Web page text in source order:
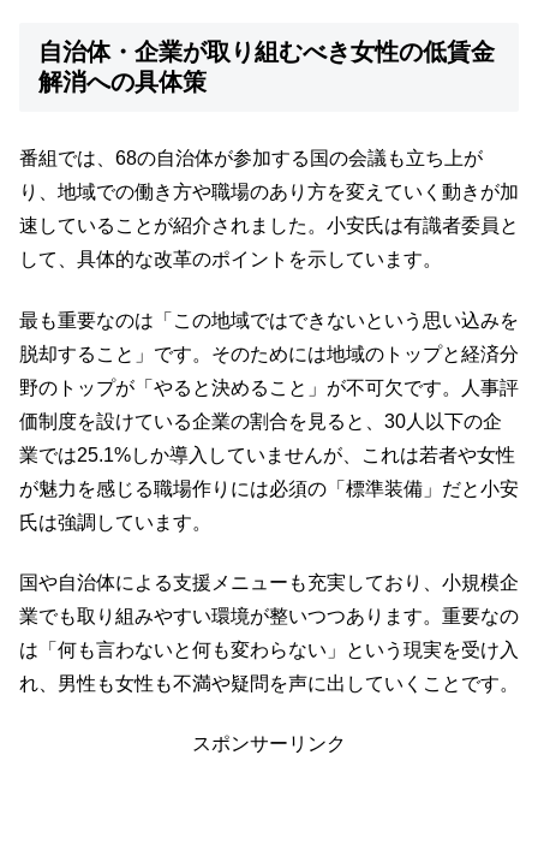
自治体・企業が取り組むべき女性の低賃金
解消への具体策
番組では、68の自治体が参加する国の会議も立ち上が
り、地域での働き方や職場のあり方を変えていく動きが加
速していることが紹介されました。小安氏は有識者委員と
して、具体的な改革のポイントを示しています。
最も重要なのは「この地域ではできないという思い込みを
脱却すること」です。そのためには地域のトップと経済分
野のトップが「やると決めること」が不可欠です。人事評
価制度を設けている企業の割合を見ると、30人以下の企
業では25.1%しか導入していませんが、これは若者や女性
が魅力を感じる職場作りには必須の「標準装備」だと小安
氏は強調しています。
国や自治体による支援メニューも充実しており、小規模企
業でも取り組みやすい環境が整いつつあります。重要なの
は「何も言わないと何も変わらない」という現実を受け入
れ、男性も女性も不満や疑問を声に出していくことです。
スポンサーリンク